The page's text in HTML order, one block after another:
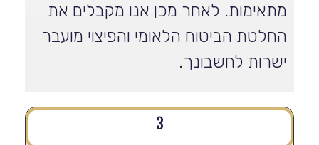
מתאימות. לאחר מכן אנו מקבלים את
החלטת הביטוח הלאומי והפיצוי מועבר
ישרות לחשבונך.
3